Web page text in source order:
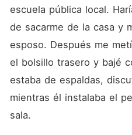
escuela pública local.
de sacarme de la casa y
esposo. Después me
el bolsillo trasero y bajé
estaba de espaldas,
mientras él instalaba el
sala.